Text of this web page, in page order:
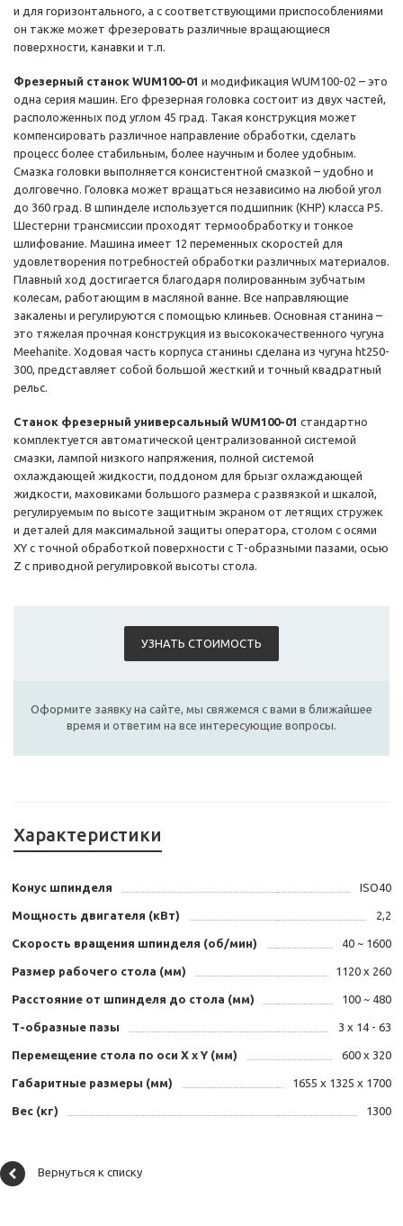
и для горизонтального, а с соответствующими приспособлениями
он также может фрезеровать различные вращающиеся
поверхности, канавки и т.п.
Фрезерный станок WUM100-01 и модификация WUM100-02 – это
одна серия машин. Его фрезерная головка состоит из двух частей,
расположенных под углом 45 град. Такая конструкция может
компенсировать различное направление обработки, сделать
процесс более стабильным, более научным и более удобным.
Смазка головки выполняется консистентной смазкой – удобно и
долговечно. Головка может вращаться независимо на любой угол
до 360 град. В шпинделе используется подшипник (КНР) класса P5.
Шестерни трансмиссии проходят термообработку и тонкое
шлифование. Машина имеет 12 переменных скоростей для
удовлетворения потребностей обработки различных материалов.
Плавный ход достигается благодаря полированным зубчатым
колесам, работающим в масляной ванне. Все направляющие
закалены и регулируются с помощью клиньев. Основная станина –
это тяжелая прочная конструкция из высококачественного чугуна
Meehanite. Ходовая часть корпуса станины сделана из чугуна ht250-
300, представляет собой большой жесткий и точный квадратный
рельс.
Станок фрезерный универсальный WUM100-01 стандартно
комплектуется автоматической централизованной системой
смазки, лампой низкого напряжения, полной системой
охлаждающей жидкости, поддоном для брызг охлаждающей
жидкости, маховиками большого размера с развязкой и шкалой,
регулируемым по высоте защитным экраном от летящих стружек
и деталей для максимальной защиты оператора, столом с осями
XY с точной обработкой поверхности с Т-образными пазами, осью
Z с приводной регулировкой высоты стола.
УЗНАТЬ СТОИМОСТЬ
Оформите заявку на сайте, мы свяжемся с вами в ближайшее
время и ответим на все интересующие вопросы.
Характеристики
Конус шпинделя ISO40
Мощность двигателя (кВт) 2,2
Скорость вращения шпинделя (об/мин) 40 ~ 1600
Размер рабочего стола (мм) 1120 х 260
Расстояние от шпинделя до стола (мм) 100 ~ 480
Т-образные пазы 3 х 14 - 63
Перемещение стола по оси X х Y (мм) 600 х 320
Габаритные размеры (мм) 1655 x 1325 x 1700
Вес (кг) 1300
Вернуться к списку